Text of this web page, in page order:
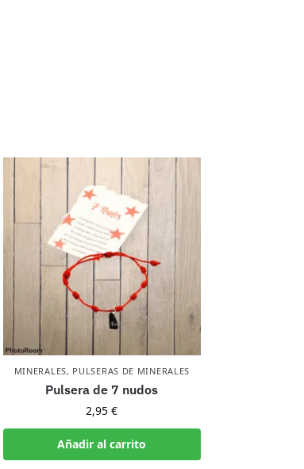
MINERALES, PULSERAS DE MINERALES
Pulsera de 7 nudos
2,95€
Añadir al carrito